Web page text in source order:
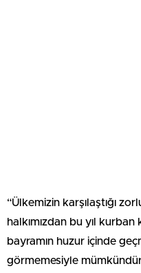
“Ülkemizin karşılaştığı
halkımızdan bu yıl
bayramın huzur içinde
görmemesiyle